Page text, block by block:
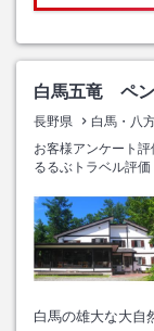
白馬五竜 ペ
長野県 白馬・八
お客様アンケート評
るるぶトラベル評価
白馬の雄大な大自